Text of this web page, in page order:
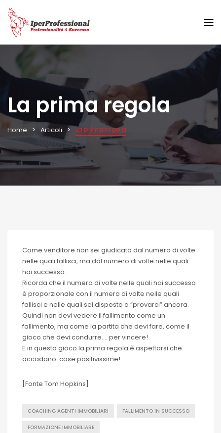
La prima regola
Home Articoli La prima regola
Come venditore non sei giudicato dal numero di volte
nelle quali fallisci, ma dal numero di volte nelle quali
hai successo.
Ricorda che il numero di volte nelle quali hai successo
è proporzionale con il numero di volte nelle quali
fallisci e nelle quali sei disposto a “provarci” ancora.
Quindi non devi vedere il fallimento come un
fallimento, ma come la partita che devi fare, come il
gioco che devi condurre…. per vincere!
E in questo gioco la prima regola è aspettarsi che
accadano cose positivissime!
[Fonte Tom Hopkins]
COACHING AGENTI IMMOBILIARI FALLIMENTO IN SUCCESSO
FORMAZIONE IMMOBILIARE